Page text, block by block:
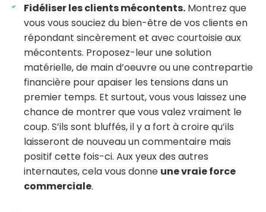
Fidéliser les clients mécontents. Montrez que
vous vous souciez du bien-être de vos clients en
répondant sincèrement et avec courtoisie aux
mécontents. Proposez-leur une solution
matérielle, de main d’oeuvre ou une contrepartie
financière pour apaiser les tensions dans un
premier temps. Et surtout, vous vous laissez une
chance de montrer que vous valez vraiment le
coup. S’ils sont bluffés, il y a fort à croire qu’ils
laisseront de nouveau un commentaire mais
positif cette fois-ci. Aux yeux des autres
internautes, cela vous donne une vraie force
commerciale.